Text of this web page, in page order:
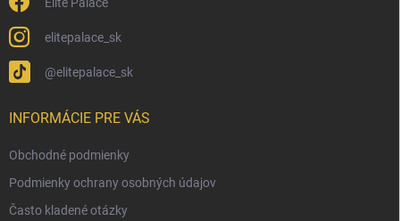
elitepalace_sk
@elitepalace_sk
INFORMÁCIE PRE VÁS
Obchodné podmienky
Podmienky ochrany osobných údajov
Často kladené otázky